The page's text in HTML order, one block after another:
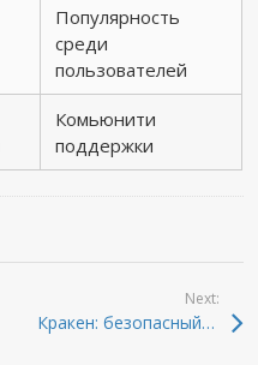
Популярность
среди
пользователей
Комьюнити
поддержки
Todas las entradas
Next:
Кракен: безопасный способ доступа к онион-ресурсам 2026